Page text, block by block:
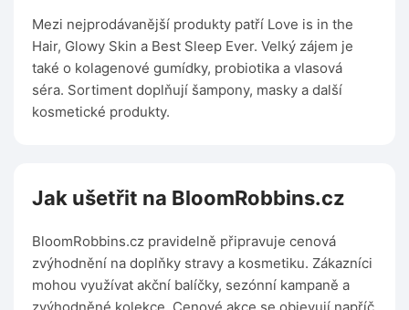
Mezi nejprodávanější produkty patří Love is in the
Hair, Glowy Skin a Best Sleep Ever. Velký zájem je
také o kolagenové gumídky, probiotika a vlasová
séra. Sortiment doplňují šampony, masky a další
kosmetické produkty.
Jak ušetřit na BloomRobbins.cz
BloomRobbins.cz pravidelně připravuje cenová
zvýhodnění na doplňky stravy a kosmetiku. Zákazníci
mohou využívat akční balíčky, sezónní kampaně a